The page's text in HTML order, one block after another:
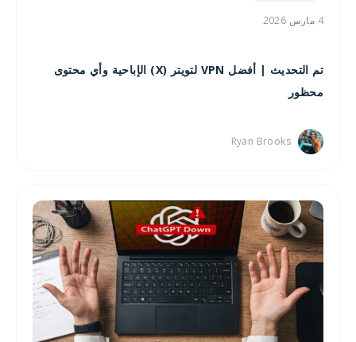
4 مارس 2026
تم التحديث | أفضل VPN لتويتر (X) الإباحية وأي محتوى
محظور
Ryan Brooks